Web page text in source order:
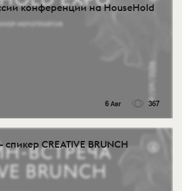
конференции на HouseHold
6 Авг 367
CREATIVE BRUNCH